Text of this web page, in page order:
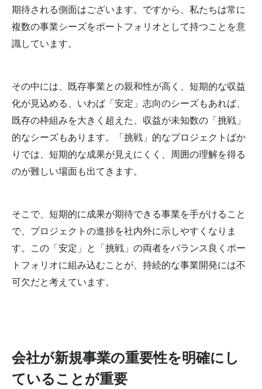
期待される側面はございます。ですから、私たちは常に
複数の事業シーズをポートフォリオとして持つことを意
識しています。
その中には、既存事業との親和性が高く、短期的な収益
化が見込める、いわば「安定」志向のシーズもあれば、
既存の枠組みを大きく超えた、収益が未知数の「挑戦」
的なシーズもあります。「挑戦」的なプロジェクトばか
りでは、短期的な成果が見えにくく、周囲の理解を得る
のが難しい場面も出てきます。
そこで、短期的に成果が期待できる事業を手がけること
で、プロジェクトの進捗を社内外に示しやすくなりま
す。この「安定」と「挑戦」の両者をバランス良くポー
トフォリオに組み込むことが、持続的な事業開発には不
可欠だと考えています。
会社が新規事業の重要性を明確にし
ていることが重要